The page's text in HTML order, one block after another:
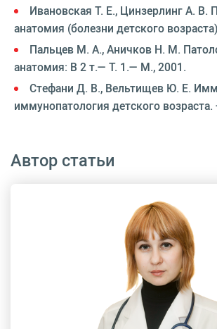
Ивановская Т. Е., Цинзерлинг А. В.
анатомия (болезни детского
Пальцев М. А., Аничков Н. М.
анатомия: В 2 т.— Т. 1.— М., 2001.
Стефани Д. В., Вельтищев Ю. Е.
иммунопатология детского
Автор статьи